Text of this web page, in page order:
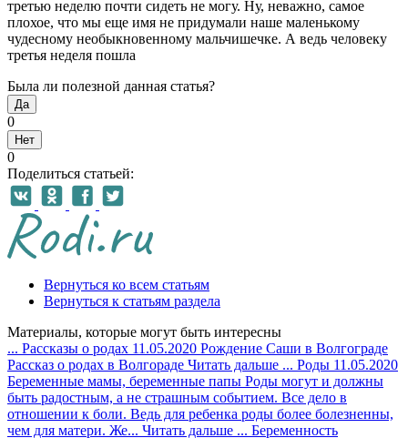
третью неделю почти сидеть не могу. Ну, неважно, самое
плохое, что мы еще имя не придумали наше маленькому
чудесному необыкновенному мальчишечке. А ведь человеку
третья неделя пошла
Была ли полезной данная статья?
Да
0
Нет
0
Поделиться статьей:
Вернуться ко всем статьям
Вернуться к статьям раздела
Материалы, которые могут быть интересны
... Рассказы о родах 11.05.2020 Рождение Саши в Волгограде
Рассказ о родах в Волгораде Читать дальше ... Роды 11.05.2020
Беременные мамы, беременные папы Роды могут и должны
быть радостным, а не страшным событием. Все дело в
отношении к боли. Ведь для ребенка роды более болезненны,
чем для матери. Же... Читать дальше ... Беременность